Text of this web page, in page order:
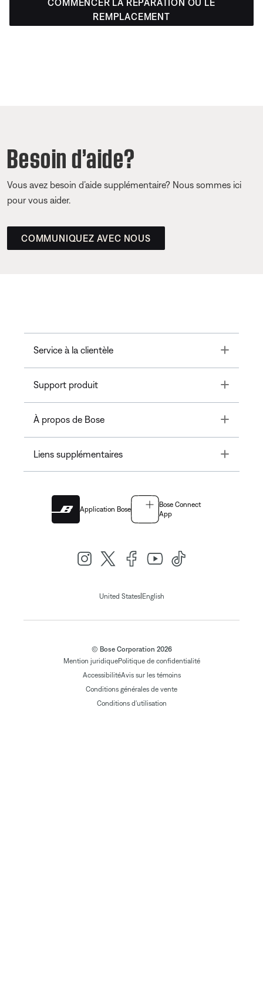
COMMENCER LA RÉPARATION OU LE
REMPLACEMENT
Besoin d’aide?
Vous avez besoin d’aide supplémentaire? Nous sommes ici
pour vous aider.
COMMUNIQUEZ AVEC NOUS
Service à la clientèle Toggle
Support produit Toggle
À propos de Bose Toggle
Liens supplémentaires Toggle
Application Bose
Bose Connect
App
United States| English
© Bose Corporation 2026
Mention juridiquePolitique de confidentialité
AccessibilitéAvis sur les témoins
Conditions générales de vente
Conditions d'utilisation